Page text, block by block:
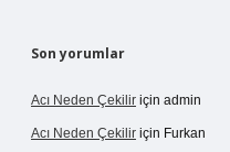
Son yorumlar
Acı Neden Çekilir için admin
Acı Neden Çekilir için Furkan